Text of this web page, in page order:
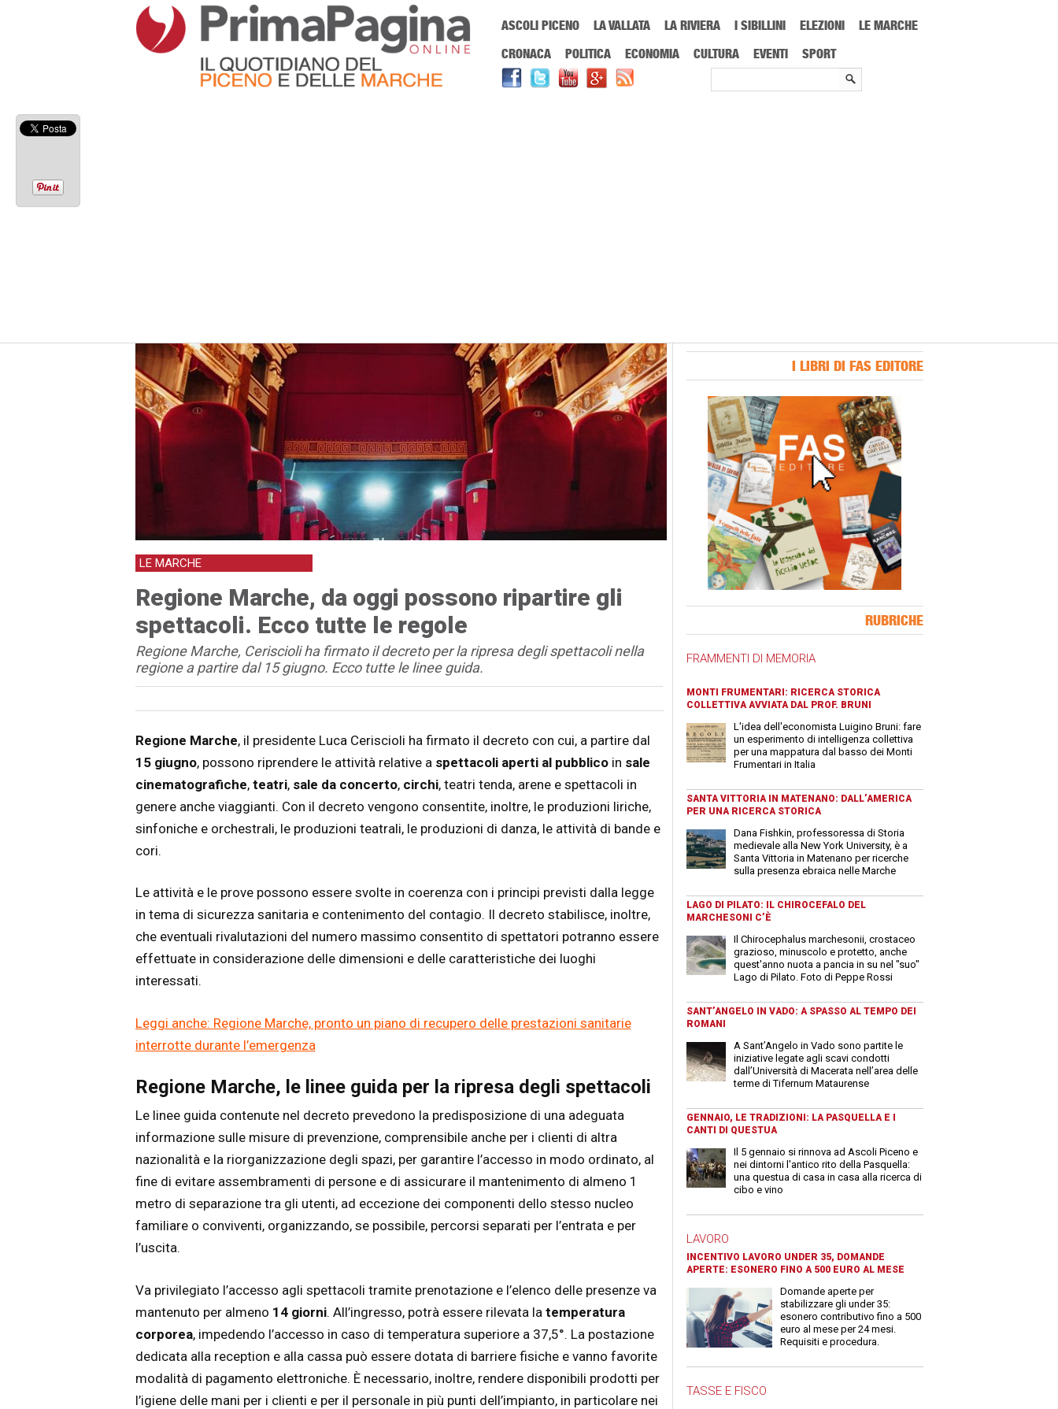
ASCOLI PICENO LA VALLATA LA RIVIERA I SIBILLINI ELEZIONI
LE MARCHE
CRONACA
POLITICA ECONOMIA CULTURA EVENTI SPORT
LE MARCHE
Regione Marche, da oggi possono ripartire gli
spettacoli. Ecco tutte le regole
Regione Marche, Ceriscioli ha firmato il decreto per la ripresa degli spettacoli nella
regione a partire dal 15 giugno. Ecco tutte le linee guida.
Articolo
Testo articolo principale
Regione Marche, il presidente Luca Ceriscioli ha firmato il decreto con cui, a partire dal
15 giugno, possono riprendere le attività relative a spettacoli aperti al pubblicoin sale
cinematografiche, teatri, sale da concerto, circhi, teatri tenda, arene e spettacoli in
genere anche viaggianti. Con il decreto vengono consentite, inoltre, le produzioni liriche,
sinfoniche e orchestrali, le produzioni teatrali, le produzioni di danza, le attività di bande e
cori.
Le attività e le prove possono essere svolte in coerenza con i principi previsti dalla legge
in tema di sicurezza sanitaria e contenimento del contagio. Il decreto stabilisce, inoltre,
che eventuali rivalutazioni del numero massimo consentito di spettatori potranno essere
effettuate in considerazione delle dimensioni e delle caratteristiche dei luoghi
interessati.
Leggi anche: Regione Marche, pronto un piano di recupero delle prestazioni sanitarie
interrotte durante l’emergenza
Regione Marche, le linee guida per la ripresa degli spettacoli
Le linee guida contenute nel decreto prevedono la predisposizione di una adeguata
informazione sulle misure di prevenzione, comprensibile anche per i clienti di altra
nazionalità e la riorganizzazione degli spazi, per garantire l’accesso in modo ordinato, al
fine di evitare assembramenti di persone e di assicurare il mantenimento di almeno 1
metro di separazione tra gli utenti, ad eccezione dei componenti dello stesso nucleo
familiare o conviventi, organizzando, se possibile, percorsi separati per l’entrata e per
l’uscita.
Va privilegiato l’accesso agli spettacoli tramite prenotazione e l’elenco delle presenze va
mantenuto per almeno 14 giorni. All’ingresso, potrà essere rilevata la temperatura
corporea, impedendo l’accesso in caso di temperatura superiore a 37,5°. La postazione
dedicata alla reception e alla cassa può essere dotata di barriere fisiche e vanno favorite
modalità di pagamento elettroniche. È necessario, inoltre, rendere disponibili prodotti per
l’igiene delle mani per i clienti e per il personale in più punti dell’impianto, in particolare nei
I LIBRI DI FAS EDITORE
RUBRICHE
FRAMMENTI DI MEMORIA
MONTI FRUMENTARI: RICERCA STORICA
COLLETTIVA AVVIATA DAL PROF. BRUNI
L'idea dell'economista Luigino Bruni: fare
un esperimento di intelligenza collettiva
per una mappatura dal basso dei Monti
Frumentari in Italia
SANTA VITTORIA IN MATENANO: DALL’AMERICA
PER UNA RICERCA STORICA
Dana Fishkin, professoressa di Storia
medievale alla New York University, è a
Santa Vittoria in Matenano per ricerche
sulla presenza ebraica nelle Marche
LAGO DI PILATO: IL CHIROCEFALO DEL
MARCHESONI C’È
Il Chirocephalus marchesonii, crostaceo
grazioso, minuscolo e protetto, anche
quest'anno nuota a pancia in su nel "suo"
Lago di Pilato. Foto di Peppe Rossi
SANT’ANGELO IN VADO: A SPASSO AL TEMPO DEI
ROMANI
A Sant’Angelo in Vado sono partite le
iniziative legate agli scavi condotti
dall’Università di Macerata nell’area delle
terme di Tifernum Mataurense
GENNAIO, LE TRADIZIONI: LA PASQUELLA E I
CANTI DI QUESTUA
Il 5 gennaio si rinnova ad Ascoli Piceno e
nei dintorni l'antico rito della Pasquella:
una questua di casa in casa alla ricerca di
cibo e vino
LAVORO
INCENTIVO LAVORO UNDER 35, DOMANDE
APERTE: ESONERO FINO A 500 EURO AL MESE
Domande aperte per
stabilizzare gli under 35:
esonero contributivo fino a 500
euro al mese per 24 mesi.
Requisiti e procedura.
TASSE E FISCO